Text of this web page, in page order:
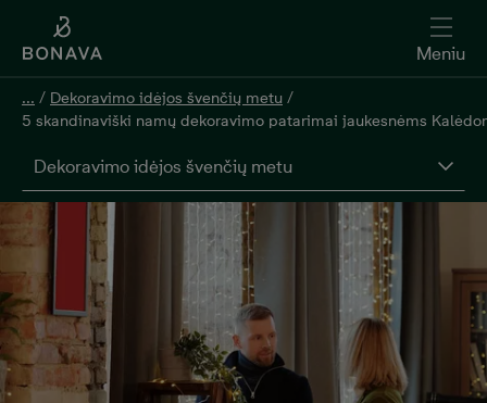
Meniu
... / Dekoravimo idėjos švenčių metu /
5 skandinaviški namų dekoravimo patarimai jaukesnėms
Dekoravimo idėjos švenčių metu